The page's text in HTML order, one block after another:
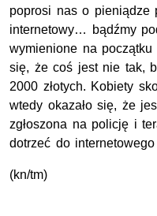
poprosi nas o pieniądze
internetowy… bądźmy
wymienione na początku
się, że coś jest nie tak,
2000 złotych. Kobiety
wtedy okazało się, że
zgłoszona na policję i
dotrzeć do internetowego
(kn/tm)